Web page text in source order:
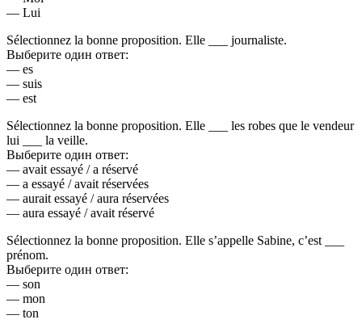
— Lui
Sélectionnez la bonne proposition. Elle ___ journaliste.
Выберите один ответ:
— es
— suis
— est
Sélectionnez la bonne proposition. Elle ___ les robes que le vendeur
lui ___ la veille.
Выберите один ответ:
— avait essayé / a réservé
— a essayé / avait réservées
— aurait essayé / aura réservées
— aura essayé / avait réservé
Sélectionnez la bonne proposition. Elle s’appelle Sabine, c’est ___
prénom.
Выберите один ответ:
— son
— mon
— ton